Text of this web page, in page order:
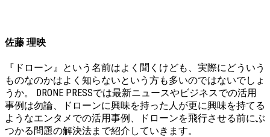
佐藤 理映
『ドローン』という名前はよく聞くけども、実際にどういう
ものなのかはよく知らないという方も多いのではないでしょ
うか。 DRONE PRESSでは最新ニュースやビジネスでの活用
事例は勿論、ドローンに興味を持った人が更に興味を持てる
ようなエンタメでの活用事例、ドローンを飛行させる前にぶ
つかる問題の解決法まで紹介していきます。